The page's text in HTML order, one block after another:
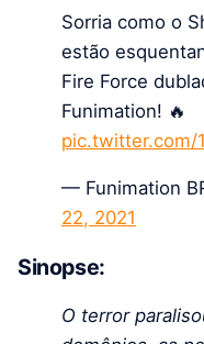
Sorria como o
estão
Fire Force
Funimation! 🔥
pic.twitter.com/
— Funimation
22, 2021
Sinopse:
O terror